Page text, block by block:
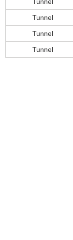
Tunnel
Tunnel
Tunnel